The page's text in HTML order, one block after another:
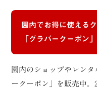
園内でお得に使える
「グラバークーポン
園内のショップやレン
ークーポン」を販売中。